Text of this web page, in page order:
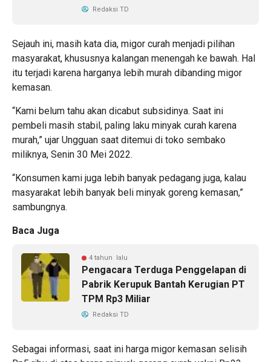
Redaksi TD
Sejauh ini, masih kata dia, migor curah menjadi pilihan
masyarakat, khususnya kalangan menengah ke bawah. Hal
itu terjadi karena harganya lebih murah dibanding migor
kemasan.
“Kami belum tahu akan dicabut subsidinya. Saat ini
pembeli masih stabil, paling laku minyak curah karena
murah,” ujar Ungguan saat ditemui di toko sembako
miliknya, Senin 30 Mei 2022.
“Konsumen kami juga lebih banyak pedagang juga, kalau
masyarakat lebih banyak beli minyak goreng kemasan,”
sambungnya.
Baca Juga
4 tahun lalu
Pengacara Terduga Penggelapan di
Pabrik Kerupuk Bantah Kerugian PT
TPM Rp3 Miliar
Redaksi TD
Sebagai informasi, saat ini harga migor kemasan selisih